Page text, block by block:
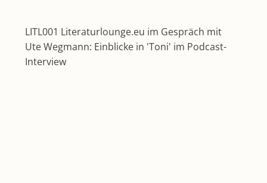
LITL001 Literaturlounge.eu im Gespräch mit
Ute Wegmann: Einblicke in 'Toni' im Podcast-
Interview